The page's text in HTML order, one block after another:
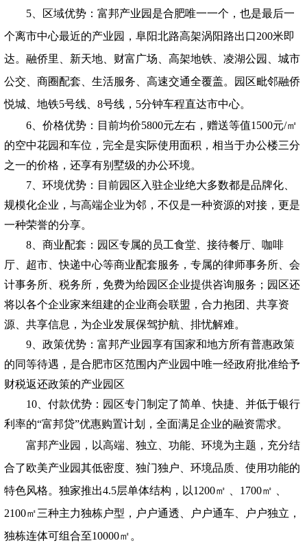
5 、区域优势：富邦产业园是合肥唯一一个，也是最后一
个离市中心最近的产业园，阜阳北路高架涡阳路出口200米即
达。融侨里、新天地、财富广场、高架地铁、凌湖公园、城市
公交、商圈配套、生活服务、高速交通全覆盖。园区毗邻融侨
悦城、地铁5号线、8号线，5分钟车程直达市中心。
6 、价格优势：目前均价5800元左右，赠送等值1500元/㎡
的空中花园和车位，完全是实际使用面积，相当于办公楼三分
之一的价格，还享有别墅级的办公环境。
7 、环境优势：目前园区入驻企业绝大多数都是品牌化、
规模化企业，与高端企业为邻，不仅是一种资源的对接，更是
一种荣誉的分享。
8 、商业配套：园区专属的员工食堂、接待餐厅、咖啡
厅、超市、快递中心等商业配套服务，专属的律师事务所、会
计事务所、税务所，免费为给园区企业提供咨询服务；园区还
将以各个企业家来组建的企业商会联盟，合力抱团、共享资
源、共享信息，为企业发展保驾护航、排忧解难。
9、 政策优势：富邦产业园享有国家和地方所有普惠政策
的同等待遇，是合肥市区范围内产业园中唯一经政府批准给予
财税返还政策的产业园区
10 、付款优势：园区专门制定了简单、快捷、并低于银行
利率的“富邦贷”优惠购置计划，全面满足企业的融资需求。
富邦产业园，以高端、独立、功能、环境为主题，充分结
合了欧美产业园其低密度、独门独户、环境品质、使用功能的
特色风格。独家推出4.5层单体结构，以1200㎡ 、1700㎡ 、
2100㎡三种主力独栋户型，户户通透、户户通车、户户独立，
独栋连体可组合至10000㎡。